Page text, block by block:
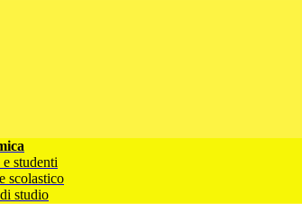
studenti
scolastico
studio